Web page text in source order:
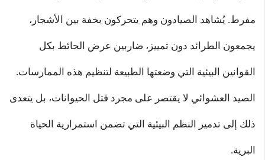
مفرط. يُشاهد الصيادون وهم يتحركون بخفة بين الأشجار،
يجمعون الطرائد دون تمييز، ضاربين عرض الحائط بكل
القوانين البيئية التي وضعتها الطبيعة لتنظيم هذه الممارسات.
الصيد العشوائي لا يقتصر على مجرد قتل الحيوانات، بل يتعدى
ذلك إلى تدمير النظم البيئية التي تضمن استمرارية الحياة
البرية.